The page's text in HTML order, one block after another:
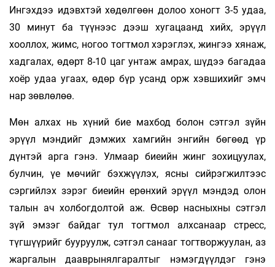
Ингэхдээ идэвхтэй хөдөлгөөн долоо хоногт 3-5 удаа,
30 минут ба түүнээс дээш хугацаанд хийх, эрүүл
хооллох, жимс, ногоо тогтмол хэрэглэх, жингээ хянаж,
хадгалах, өдөрт 8-10 цаг унтаж амрах, шүдээ багадаа
хоёр удаа угаах, өдөр бүр усанд орж хэвшихийг эмч
нар зөвлөлөө.
Мөн алхах нь хүний бие махбод болон сэтгэл зүйн
эрүүл мэндийг дэмжих хамгийн энгийн бөгөөд үр
дүнтэй арга гэнэ. Улмаар биеийн жинг зохицуулах,
булчин, үе мөчийг бэхжүүлэх, ясны сийрэгжилтээс
сэргийлэх зэрэг биеийн ерөнхий эрүүл мэндэд олон
талын ач холбогдолтой аж. Өсвөр насныхны сэтгэл
зүй эмзэг байдаг тул тогтмол алхсанаар стресс,
түгшүүрийг бууруулж, сэтгэл санааг тогтворжуулан, аз
жаргалын дааврынялгаралтыг нэмэгдүүлдэг гэнэ